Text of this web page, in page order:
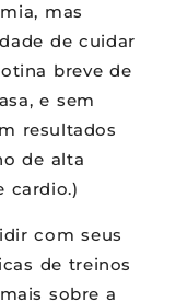
mas
de cuidar
breve de
e sem
resultados
de alta
cardio.)
com seus
de treinos
sobre a